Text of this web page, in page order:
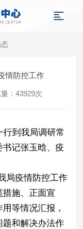
情防控工作
：43929次
到我局调研常
记张玉晗、疫
局疫情防控工作
施、正面宣
等情况汇报，
和解决办法作